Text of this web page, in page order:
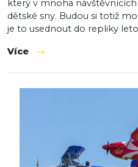
který v mnoha
dětské sny. Budou si totiž
je to usednout do repliky
Více